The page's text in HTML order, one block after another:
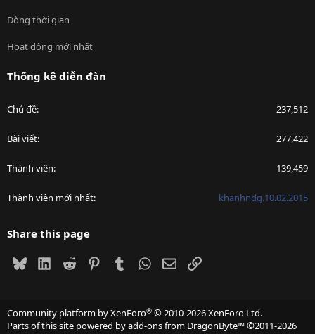
Dòng thời gian
Hoạt động mới nhất
Thống kê diễn đàn
Chủ đề 237,512
Bài viết 277,422
Thành viên 139,459
Thành viên mới nhất khanhndg.10.02.2015
Share this page
BlueskyLinkedIn
Reddit PinterestTumblrWhatsApp
EmailLink
Community platform by XenForo® © 2010-2026 XenForo Ltd.
Parts of this site powered byadd-ons from DragonByte™©2011-2026